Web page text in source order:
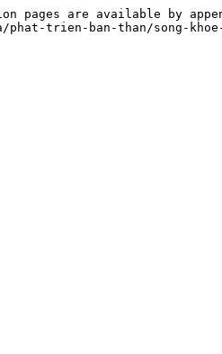
pages are available by
trien-ban-than/song-